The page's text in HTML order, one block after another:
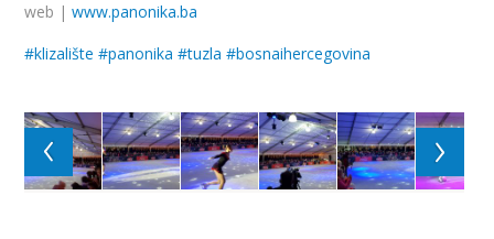
web |www.panonika.ba
#klizalište #panonika #tuzla #bosnaihercegovina